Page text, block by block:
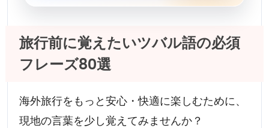
旅行前に覚えたいツバル語の必須
フレーズ80選
海外旅行をもっと安心・快適に楽しむために、
現地の言葉を少し覚えてみませんか？